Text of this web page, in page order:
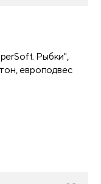
Рыбки",
европодвес